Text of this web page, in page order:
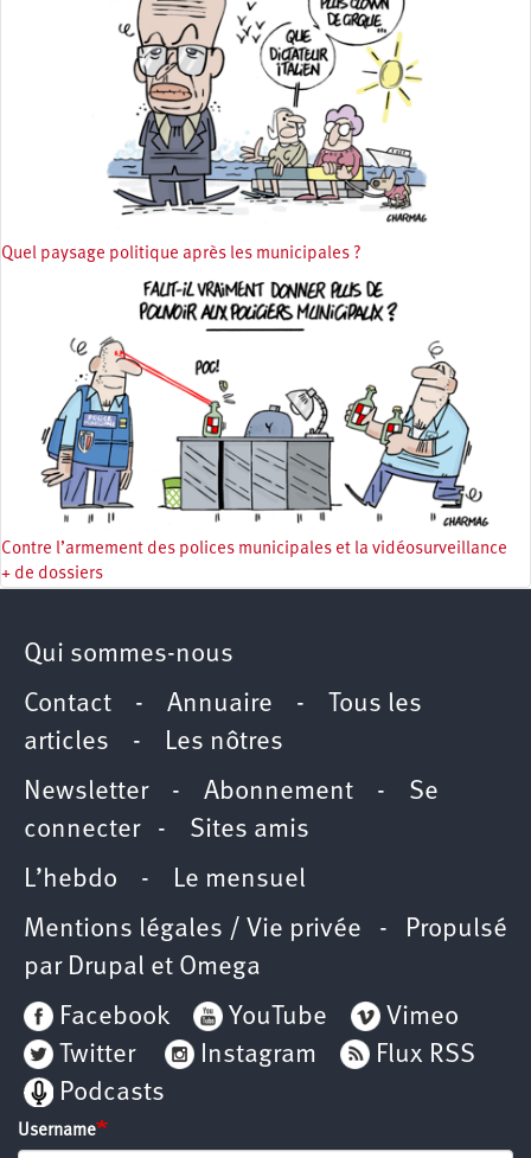
Quel paysage politique après les municipales ?
Contre l’armement des polices municipales et la vidéosurveillance
+ de dossiers
Qui sommes-nous
Contact - Annuaire -
Tous les
articles - Les nôtres
Newsletter- Abonnement - Se
connecter- Sites amis
L’hebdo - Le mensuel
Mentions légales / Vie privée - Propulsé
par Drupal et Omega
Facebook
YouTube
Vimeo
Twitter
Instagram
Flux RSS
Podcasts
Username